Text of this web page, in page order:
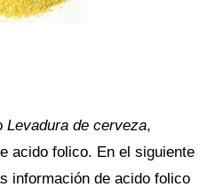
Levadura de cerveza,
acido folico. En el siguiente
información de acido folico